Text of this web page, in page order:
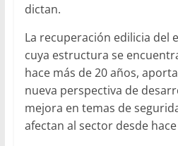
dictan.
La recuperación edilicia del
cuya estructura se
hace más de 20 años,
nueva perspectiva de
mejora en temas de
afectan al sector desde